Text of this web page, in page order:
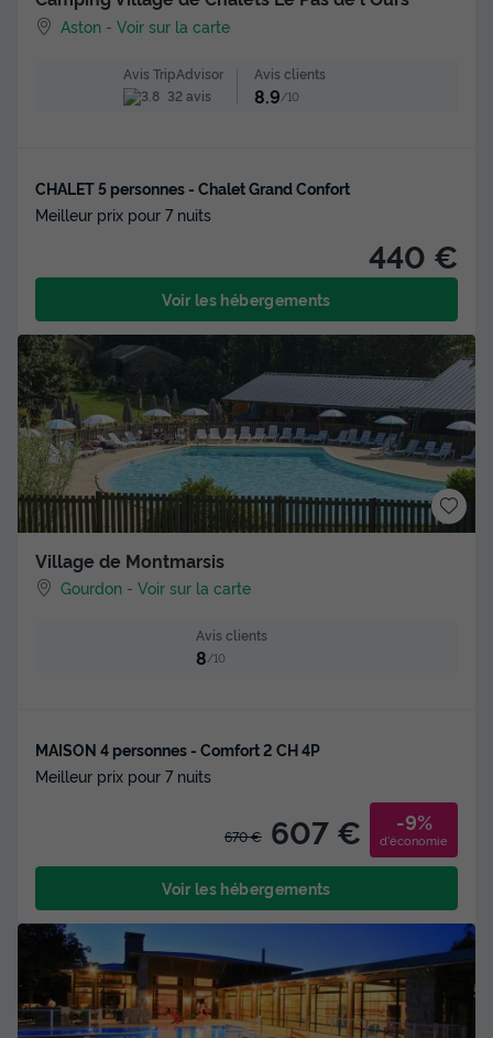
Aston -Voir sur la carte
Avis TripAdvisor
32 avis
Avis clients
8.9/10
CHALET 5 personnes - Chalet Grand Confort
Meilleur prix pour 7 nuits
440 €
Voir les hébergements
Village de Montmarsis
Gourdon -Voir sur la carte
Avis clients
8/10
MAISON 4 personnes - Comfort 2 CH 4P
Meilleur prix pour 7 nuits
670 € 607 € -9%
d'économie
Voir les hébergements